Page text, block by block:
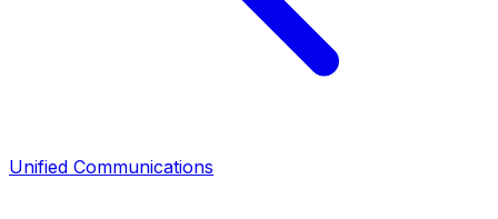
Unified Communications